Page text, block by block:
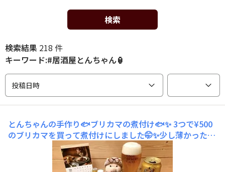
検索
検索結果 218 件
キーワード:#居酒屋とんちゃん🏮
投稿日時
とんちゃんの手作り🐟ブリカマの煮付け🐟✨3つで¥500
のブリカマを買って煮付けにしました🤭✨少し薄かったか
な〜🤭✨お店で食べるようなサラッとした煮付けでした✨
本当は、もう少し煮詰めて濃いのが好きです🤭✨🐟